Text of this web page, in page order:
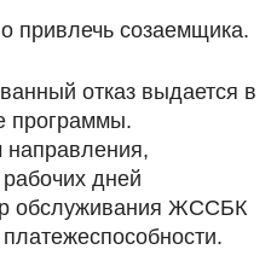
привлечь созаемщика.
отказ выдается в
программы.
дней
обслуживания ЖССБК